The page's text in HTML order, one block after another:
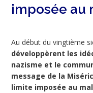
imposée au
Au début du vingtième
développèrent les
nazisme et le
message de la
limite imposée au mal